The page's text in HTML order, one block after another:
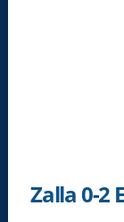
Zalla 0-2